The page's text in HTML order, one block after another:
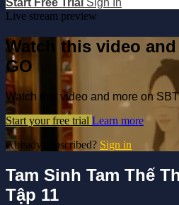
Live stream preview
Watch this video
GO
Watch this video and more on
Start your free trial Learn more
Already subscribed? Sign in
Tam Sinh Tam Thế
Tập 11